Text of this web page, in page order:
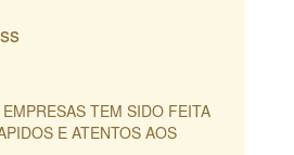
TEM SIDO FEITA
E ATENTOS AOS